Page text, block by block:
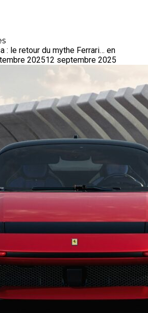
: le retour du mythe Ferrari… en
202512 septembre 2025